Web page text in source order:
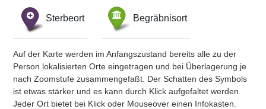
Sterbeort Begräbnisort
Auf der Karte werden im Anfangszustand bereits alle zu der
Person lokalisierten Orte eingetragen und bei Überlagerung je
nach Zoomstufe zusammengefaßt. Der Schatten des Symbols
ist etwas stärker und es kann durch Klick aufgefaltet werden.
Jeder Ort bietet bei Klick oder Mouseover einen Infokasten.